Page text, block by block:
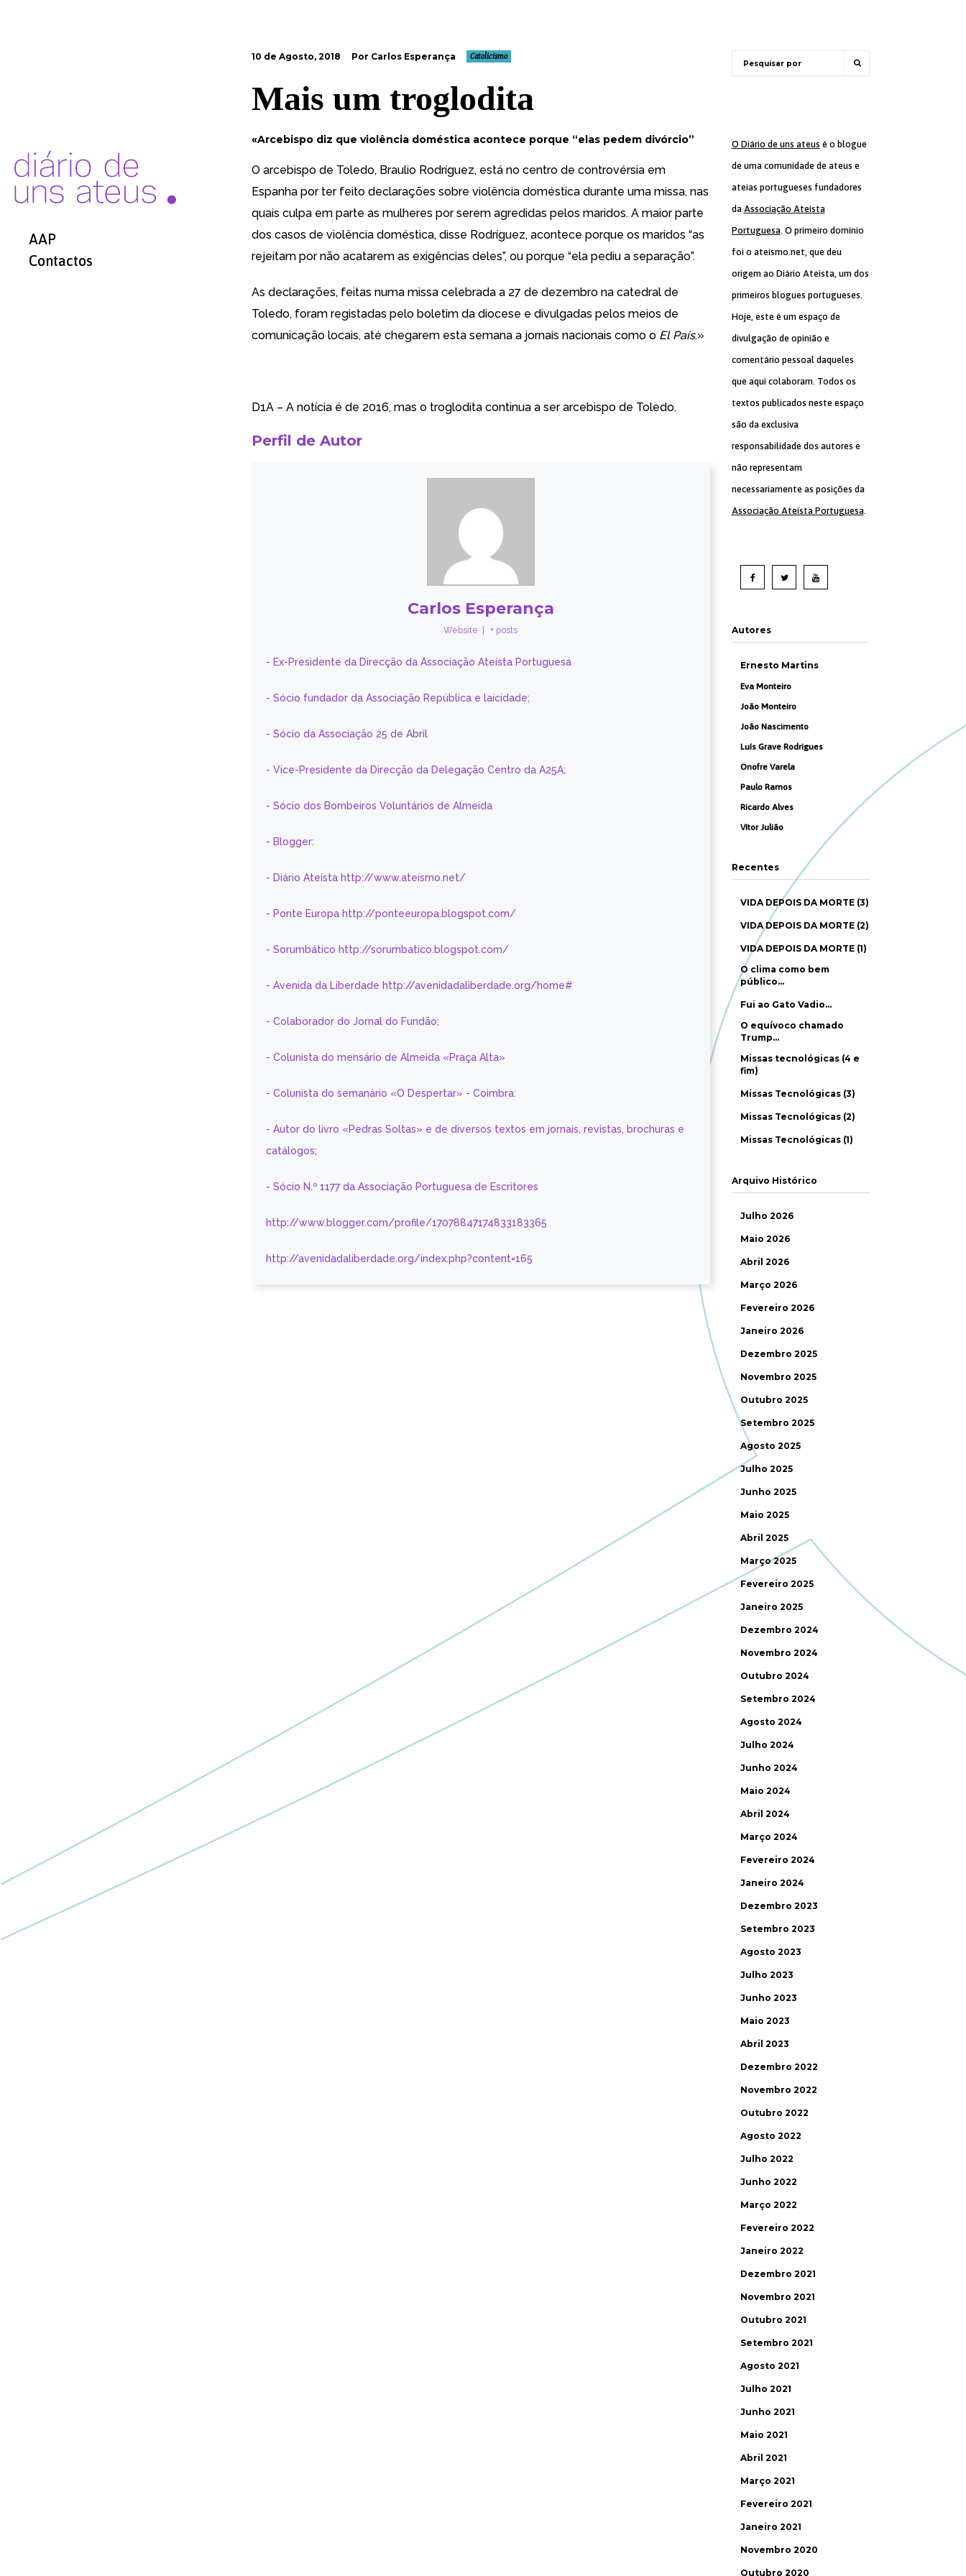
AAP
Contactos
10 de Agosto, 2018 Por Carlos Esperança Catolicismo
Mais um troglodita
«Arcebispo diz que violência doméstica acontece porque “elas pedem divórcio”
O arcebispo de Toledo, Braulio Rodríguez, está no centro de controvérsia em
Espanha por ter feito declarações sobre violência doméstica durante uma missa, nas
quais culpa em parte as mulheres por serem agredidas pelos maridos. A maior parte
dos casos de violência doméstica, disse Rodríguez, acontece porque os maridos “as
rejeitam por não acatarem as exigências deles”, ou porque “ela pediu a separação”.
As declarações, feitas numa missa celebrada a 27 de dezembro na catedral de
Toledo, foram registadas pelo boletim da diocese e divulgadas pelos meios de
comunicação locais, até chegarem esta semana a jornais nacionais como o El País.»
D1A – A notícia é de 2016, mas o troglodita continua a ser arcebispo de Toledo.
Perfil de Autor
Carlos Esperança
Website + posts
- Ex-Presidente da Direcção da Associação Ateísta Portuguesa
- Sócio fundador da Associação República e laicidade;
- Sócio da Associação 25 de Abril
- Vice-Presidente da Direcção da Delegação Centro da A25A;
- Sócio dos Bombeiros Voluntários de Almeida
- Blogger:
- Diário Ateísta http://www.ateismo.net/
- Ponte Europa http://ponteeuropa.blogspot.com/
- Sorumbático http://sorumbatico.blogspot.com/
- Avenida da Liberdade http://avenidadaliberdade.org/home#
- Colaborador do Jornal do Fundão;
- Colunista do mensário de Almeida «Praça Alta»
- Colunista do semanário «O Despertar» - Coimbra:
- Autor do livro «Pedras Soltas» e de diversos textos em jornais, revistas, brochuras e
catálogos;
- Sócio N.º 1177 da Associação Portuguesa de Escritores
http://www.blogger.com/profile/17078847174833183365
http://avenidadaliberdade.org/index.php?content=165
O Diário de uns ateus é o blogue
de uma comunidade de ateus e
ateias portugueses fundadores
da Associação Ateísta
Portuguesa. O primeiro domínio
foi o ateismo.net, que deu
origem ao Diário Ateísta, um dos
primeiros blogues portugueses.
Hoje, este é um espaço de
divulgação de opinião e
comentário pessoal daqueles
que aqui colaboram. Todos os
textos publicados neste espaço
são da exclusiva
responsabilidade dos autores e
não representam
necessariamente as posições da
Associação Ateísta Portuguesa.
Autores
Ernesto Martins
Eva Monteiro
João Monteiro
João Nascimento
Luís Grave Rodrigues
Onofre Varela
Paulo Ramos
Ricardo Alves
Vítor Julião
Recentes
VIDA DEPOIS DA MORTE (3)
VIDA DEPOIS DA MORTE (2)
VIDA DEPOIS DA MORTE (1)
O clima como bem
público…
Fui ao Gato Vadio…
O equívoco chamado
Trump…
Missas tecnológicas (4 e
fim)
Missas Tecnológicas (3)
Missas Tecnológicas (2)
Missas Tecnológicas (1)
Arquivo Histórico
Julho 2026
Maio 2026
Abril 2026
Março 2026
Fevereiro 2026
Janeiro 2026
Dezembro 2025
Novembro 2025
Outubro 2025
Setembro 2025
Agosto 2025
Julho 2025
Junho 2025
Maio 2025
Abril 2025
Março 2025
Fevereiro 2025
Janeiro 2025
Dezembro 2024
Novembro 2024
Outubro 2024
Setembro 2024
Agosto 2024
Julho 2024
Junho 2024
Maio 2024
Abril 2024
Março 2024
Fevereiro 2024
Janeiro 2024
Dezembro 2023
Setembro 2023
Agosto 2023
Julho 2023
Junho 2023
Maio 2023
Abril 2023
Dezembro 2022
Novembro 2022
Outubro 2022
Agosto 2022
Julho 2022
Junho 2022
Março 2022
Fevereiro 2022
Janeiro 2022
Dezembro 2021
Novembro 2021
Outubro 2021
Setembro 2021
Agosto 2021
Julho 2021
Junho 2021
Maio 2021
Abril 2021
Março 2021
Fevereiro 2021
Janeiro 2021
Novembro 2020
Outubro 2020